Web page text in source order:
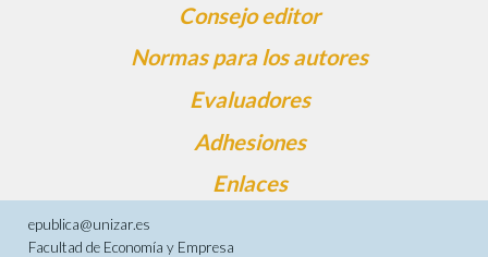
Consejo editor
Normas para los autores
Evaluadores
Adhesiones
Enlaces
epublica@unizar.es
Facultad de Economía y Empresa